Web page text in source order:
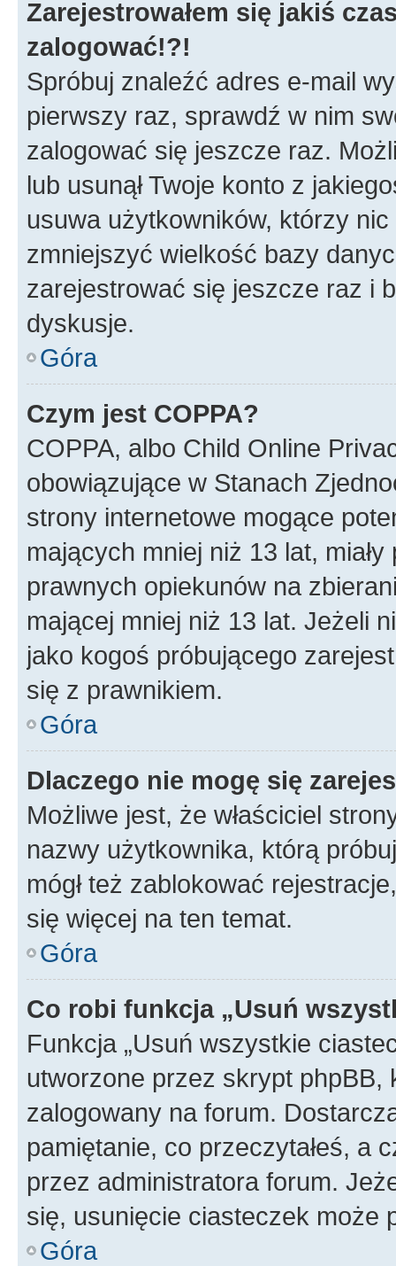
Zarejestrowałem się jakiś
zalogować!?!
Spróbuj znaleźć adres e-mail
pierwszy raz, sprawdź w nim
zalogować się jeszcze raz.
lub usunął Twoje konto z
usuwa użytkowników, którzy
zmniejszyć wielkość bazy
zarejestrować się jeszcze raz i
dyskusje.
Góra
Czym jest COPPA?
COPPA, albo Child Online
obowiązujące w Stanach
strony internetowe mogące
mających mniej niż 13 lat,
prawnych opiekunów na
mającej mniej niż 13 lat. Jeżeli
jako kogoś próbującego
się z prawnikiem.
Góra
Dlaczego nie mogę się
Możliwe jest, że właściciel
nazwy użytkownika, którą
mógł też zablokować
się więcej na ten temat.
Góra
Co robi funkcja „Usuń
Funkcja „Usuń wszystkie
utworzone przez skrypt
zalogowany na forum.
pamiętanie, co przeczytałeś, a
przez administratora forum.
się, usunięcie ciasteczek może
Góra